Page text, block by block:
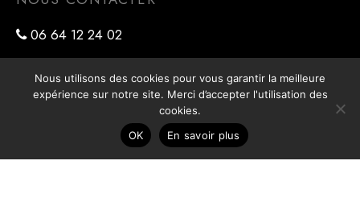
06 64 12 24 02
NOUS TROUVER
41 rue Ernest Renan
Nous utilisons des cookies pour vous garantir la meilleure
expérience sur notre site. Merci d’accepter l'utilisation des
cookies.
OK
En savoir plus